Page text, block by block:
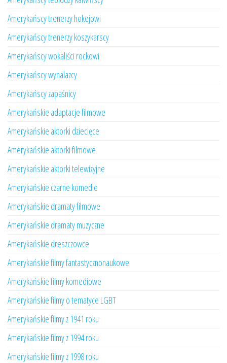
Amerykańscy trenerzy hokejowi
Amerykańscy trenerzy koszykarscy
Amerykańscy wokaliści rockowi
Amerykańscy wynalazcy
Amerykańscy zapaśnicy
Amerykańskie adaptacje filmowe
Amerykańskie aktorki dziecięce
Amerykańskie aktorki filmowe
Amerykańskie aktorki telewizyjne
Amerykańskie czarne komedie
Amerykańskie dramaty filmowe
Amerykańskie dramaty muzyczne
Amerykańskie dreszczowce
Amerykańskie filmy fantastycznonaukowe
Amerykańskie filmy komediowe
Amerykańskie filmy o tematyce LGBT
Amerykańskie filmy z 1941 roku
Amerykańskie filmy z 1994 roku
Amerykańskie filmy z 1998 roku